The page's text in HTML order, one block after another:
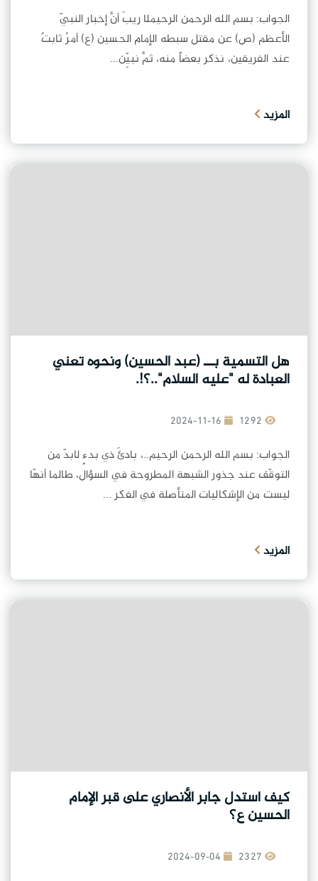
الجواب: بسم الله الرحمن الرحيملا ريبَ أنَّ إخبار النبيّ
الأعظم (ص) عن مقتل سبطه الإمام الحسين (ع) أمرٌ ثابتٌ
عند الفريقين، نذكر بعضاً منه، ثمَّ نبيِّن...
المزيد
هل التسمية بــ (عبد الحسين) ونحوه تعني
العبادة له "عليه السلام"..؟!.
2024-11-16
الجواب: بسم الله الرحمن الرحيم..، بادئَ ذي بدءٍ لابدّ من
التوقّف عند جذور الشبهة المطروحة في السؤال، طالما أنهّا
ليست من الإشكاليات المتأصلة في الفكر ...
المزيد
كيف استدل جابر الأنصاري على قبر الإمام
الحسين ع؟
2024-09-04